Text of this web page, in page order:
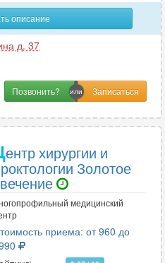
описание
д. 37
Позвонить?
ентр хирургии и
Золотое
медицинский
приема: от 960 до